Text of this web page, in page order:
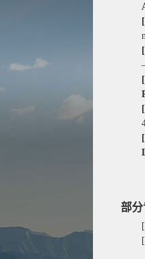
部分